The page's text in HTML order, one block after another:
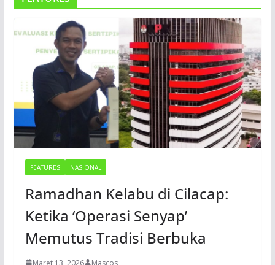
FEATURES NASIONAL
Ramadhan Kelabu di Cilacap:
Ketika ‘Operasi Senyap’
Memutus Tradisi Berbuka
Maret 13, 2026 Mascos